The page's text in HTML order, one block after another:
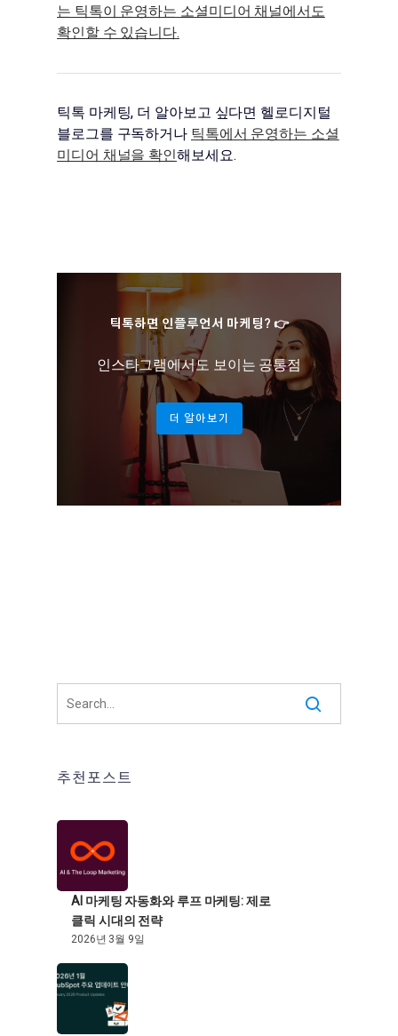
는 틱톡이 운영하는 소셜미디어 채널에서도
확인할 수 있습니다.
틱톡 마케팅, 더 알아보고 싶다면 헬로디지털
블로그를 구독하거나 틱톡에서 운영하는 소셜
미디어 채널을 확인해보세요.
틱톡하면 인플루언서 마케팅? 👉
인스타그램에서도 보이는 공통점
더 알아보기
추천포스트
AI 마케팅 자동화와 루프 마케팅: 제로
클릭 시대의 전략
2026년 3월 9일